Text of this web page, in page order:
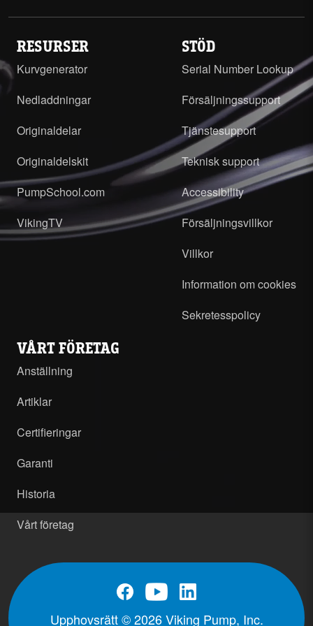
RESURSER
Kurvgenerator
Nedladdningar
Originaldelar
Originaldelskit
PumpSchool.com
VikingTV
STÖD
Serial Number Lookup
Försäljningssupport
Tjänstesupport
Teknisk support
Accessibility
Försäljningsvillkor
Villkor
Information om cookies
Sekretesspolicy
VÅRT FÖRETAG
Anställning
Artiklar
Certifieringar
Garanti
Historia
Vårt företag
Upphovsrätt © 2026 Viking Pump, Inc.